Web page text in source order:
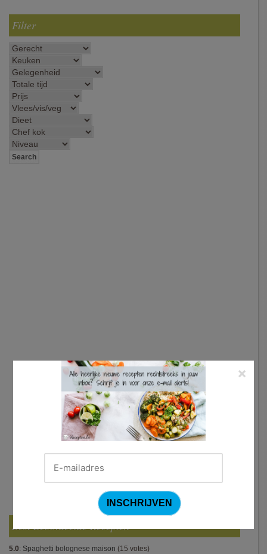
Filter
Best Beoordeelde Recepten
5.0: Spaghetti bolognese maison (15 votes)
×